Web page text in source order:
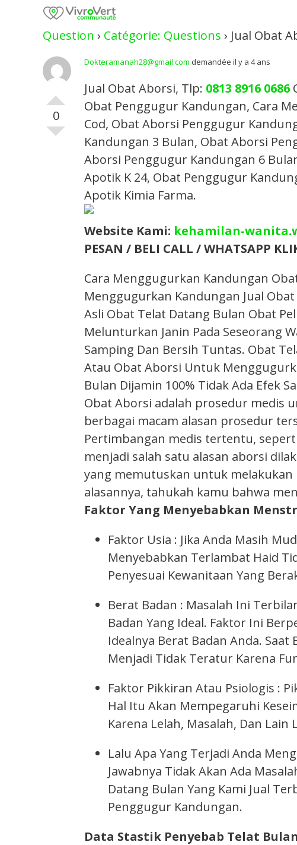
Question › Catégorie: Questions › Jual Obat
0
Dokteramanah28@gmail.com demandée il y a 4 ans
Jual Obat Aborsi, Tlp: 0813 8916 0686
Obat Penggugur Kandungan, Cara
Cod, Obat Aborsi Penggugur
Kandungan 3 Bulan, Obat Aborsi
Aborsi Penggugur Kandungan 6
Apotik K 24, Obat Penggugur
Apotik Kimia Farma.​
Website Kami: kehamilan-
PESAN / BELI CALL / WHATSAPP
Cara Menggugurkan Kandungan
Menggugurkan Kandungan Jual
Asli Obat Telat Datang Bulan Obat
Melunturkan Janin Pada Seseorang
Samping Dan Bersih Tuntas. Obat
Atau Obat Aborsi Untuk
Bulan Dijamin 100% Tidak Ada Efek
Obat Aborsi adalah prosedur medis
berbagai macam alasan prosedur
Pertimbangan medis tertentu,
menjadi salah satu alasan aborsi
yang memutuskan untuk
alasannya, tahukah kamu bahwa
Faktor Yang Menyebabkan
Faktor Usia : Jika Anda Masih
Menyebabkan Terlambat Haid
Penyesuai Kewanitaan Yang
Berat Badan : Masalah Ini
Badan Yang Ideal. Faktor Ini
Idealnya Berat Badan Anda.
Menjadi Tidak Teratur Karena
Faktor Pikkiran Atau Psiologis :
Hal Itu Akan Mempegaruhi
Karena Lelah, Masalah, Dan Lain
Lalu Apa Yang Terjadi Anda
Jawabnya Tidak Akan Ada
Datang Bulan Yang Kami Jual
Penggugur Kandungan.
Data Stastik Penyebab Telat